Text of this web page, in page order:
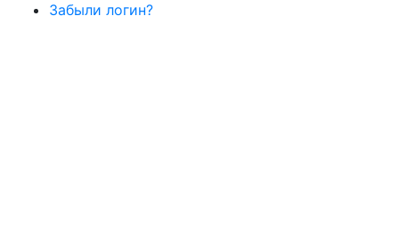
Забыли логин?